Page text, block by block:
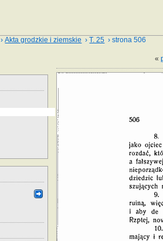
›Akta grodzkie i ziemskie ›T. 25 › strona 506
«